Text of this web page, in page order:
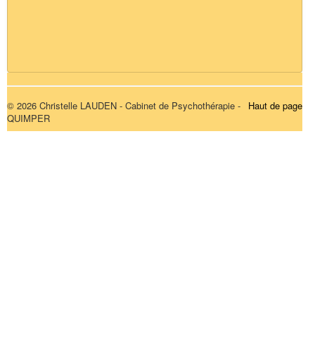
Haut de page
© 2026 Christelle LAUDEN - Cabinet de Psychothérapie -
QUIMPER